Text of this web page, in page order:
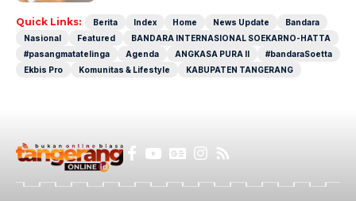
Quick Links: Berita Index Home News Update
Bandara
Nasional
Featured
BANDARA INTERNASIONAL SOEKARNO-HATTA
#pasangmatatelinga
Agenda ANGKASA PURA II
#bandaraSoetta
Ekbis Pro
Komunitas & Lifestyle KABUPATEN TANGERANG